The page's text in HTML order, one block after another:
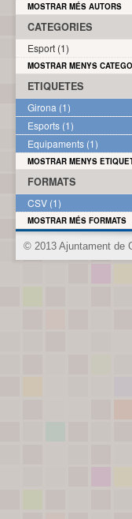
MOSTRAR MÉS AUTORS
CATEGORIES
Esport (1)
MOSTRAR MENYS
ETIQUETES
Girona (1)
Esports (1)
Equipaments (1)
MOSTRAR MENYS
FORMATS
CSV (1)
MOSTRAR MÉS FORMATS
© 2013 Ajuntament de